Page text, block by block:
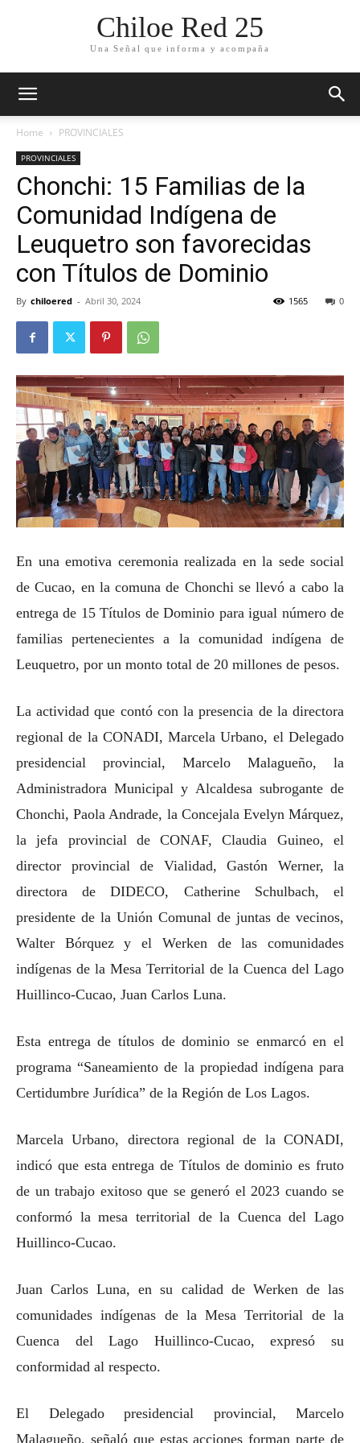
Chiloe Red 25
Una Señal que informa y acompaña
Home PROVINCIALES
PROVINCIALES
Chonchi: 15 Familias de la
Comunidad Indígena de
Leuquetro son favorecidas
con Títulos de Dominio
By chiloered - Abril 30, 2024 0
1565
En una emotiva ceremonia realizada en la sede social
de Cucao, en la comuna de Chonchi se llevó a cabo la
entrega de 15 Títulos de Dominio para igual número de
familias pertenecientes a la comunidad indígena de
Leuquetro, por un monto total de 20 millones de pesos.
La actividad que contó con la presencia de la directora
regional de la CONADI, Marcela Urbano, el Delegado
presidencial provincial, Marcelo Malagueño, la
Administradora Municipal y Alcaldesa subrogante de
Chonchi, Paola Andrade, la Concejala Evelyn Márquez,
la jefa provincial de CONAF, Claudia Guineo, el
director provincial de Vialidad, Gastón Werner, la
directora de DIDECO, Catherine Schulbach, el
presidente de la Unión Comunal de juntas de vecinos,
Walter Bórquez y el Werken de las comunidades
indígenas de la Mesa Territorial de la Cuenca del Lago
Huillinco-Cucao, Juan Carlos Luna.
Esta entrega de títulos de dominio se enmarcó en el
programa “Saneamiento de la propiedad indígena para
Certidumbre Jurídica” de la Región de Los Lagos.
Marcela Urbano, directora regional de la CONADI,
indicó que esta entrega de Títulos de dominio es fruto
de un trabajo exitoso que se generó el 2023 cuando se
conformó la mesa territorial de la Cuenca del Lago
Huillinco-Cucao.
Juan Carlos Luna, en su calidad de Werken de las
comunidades indígenas de la Mesa Territorial de la
Cuenca del Lago Huillinco-Cucao, expresó su
conformidad al respecto.
El Delegado presidencial provincial, Marcelo
Malagueño, señaló que estas acciones forman parte de